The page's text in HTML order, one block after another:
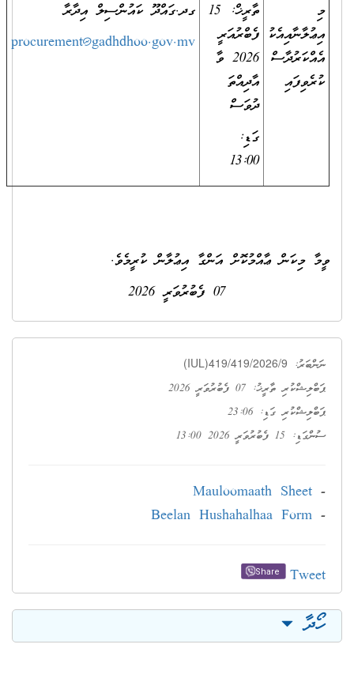
މި
އިޢުލާނާއިއެކު
އެއްކަރުދާސް
ކުރެވިފައި
ތާރީޚް: 15
ފެބްރުއަރީ
2026 ވާ
އާދިއްތަ
ދުވަސް
ގަޑި:
13:00
ގދ.ގައްދޫ ކައުންސިލް އިދާރާ
procurement@gadhdhoo.gov.mv
ވީމާ މިކަން ޢާއްމުކޮށް އަންގާ އިޢުލާން ކުރީމެވެ.
07 ފެބުރުވަރީ 2026
ނަންބަރު: (IUL)419/419/2026/9
ޕަބްލިޝްކުރި ތާރީޚު: 07 ފެބުރުވަރީ 2026
ޕަބްލިޝްކުރި ގަޑި: 23:06
ސުންގަޑި: 15 ފެބުރުވަރީ 2026 13:00
-
Mauloomaath Sheet
-
Beelan Hushahalhaa Form
Tweet
Share
ހޯދާ